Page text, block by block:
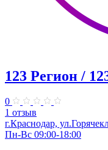
123 Регион /
0
1 отзыв
г.Краснодар,
Пн-Вс 09:00-18:00